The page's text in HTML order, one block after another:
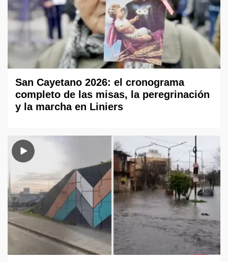
San Cayetano 2026: el cronograma
completo de las misas, la peregrinación
y la marcha en Liniers